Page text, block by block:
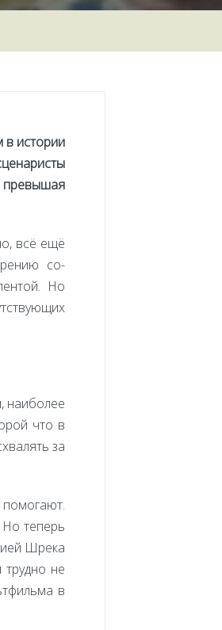
в истории
превышая
всё ещё
со-
Но
наиболее
что в
за
помогают.
теперь
Шрека
не
в